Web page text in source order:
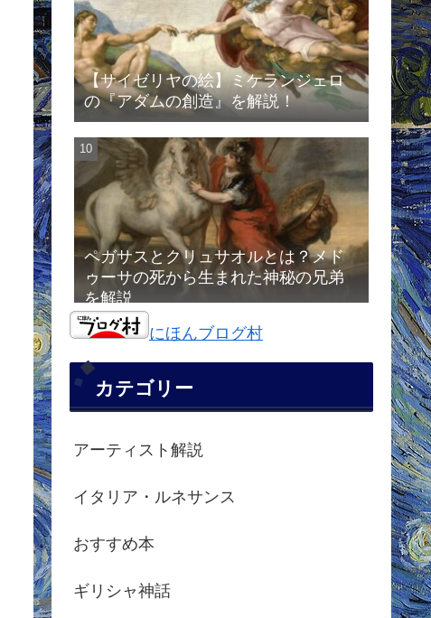
【サイゼリヤの絵】ミケランジェロ
の『アダムの創造』を解説！
ペガサスとクリュサオルとは？メド
ゥーサの死から生まれた神秘の兄弟
を解説
にほんブログ村
カテゴリー
アーティスト解説
イタリア・ルネサンス
おすすめ本
ギリシャ神話